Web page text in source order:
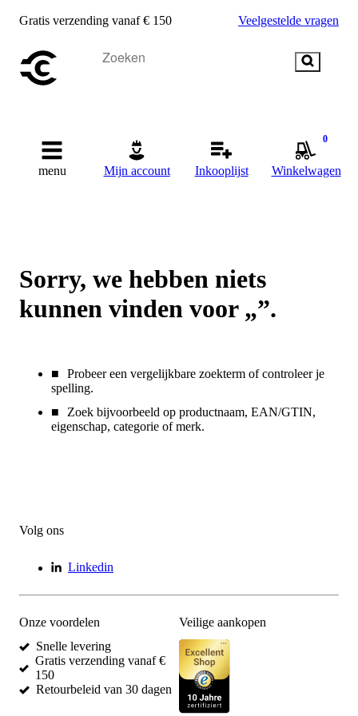
Gratis verzending vanaf € 150 Veelgestelde vragen
menu Mijn account Inkooplijst
0
Winkelwagen
Sorry, we hebben niets
kunnen vinden voor „”.
Probeer een vergelijkbare zoekterm of controleer je
spelling.
Zoek bijvoorbeeld op productnaam, EAN/GTIN,
eigenschap, categorie of merk.
Volg ons
Linkedin
Onze voordelen
Snelle levering
Gratis verzending vanaf €
150
Retourbeleid van 30 dagen
Veilige aankopen